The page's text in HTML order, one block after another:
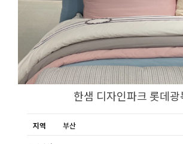
한샘 디자인파크 롯데광
지역 부산